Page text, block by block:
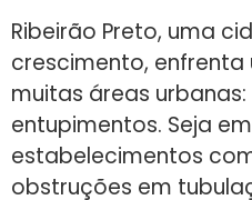
Ribeirão Preto, uma
crescimento,
muitas áreas
entupimentos. Seja
estabelecimentos
obstruções em